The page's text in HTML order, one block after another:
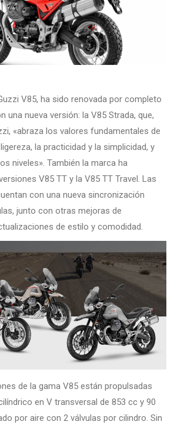
V85, ha sido renovada por completo
una nueva versión: la V85 Strada, que,
«abraza los valores fundamentales de
la practicidad y la simplicidad, y
niveles». También la marca ha
V85 TT y la V85 TT Travel. Las
con una nueva sincronización
junto con otras mejoras de
de estilo y comodidad.
de la gama V85 están propulsadas
en V transversal de 853 cc y 90
por aire con 2 válvulas por cilindro. Sin